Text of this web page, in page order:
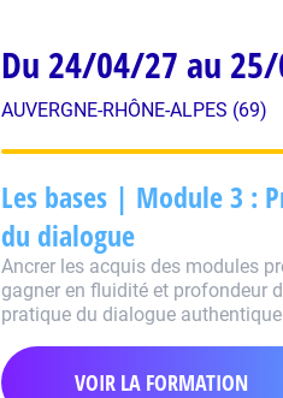
Du 24/04/27 au
AUVERGNE-RHÔNE-ALPES (69)
Les bases | Module 3 :
du dialogue
Ancrer les acquis des modules
gagner en fluidité et profondeur
pratique du dialogue
VOIR LA FORMATION